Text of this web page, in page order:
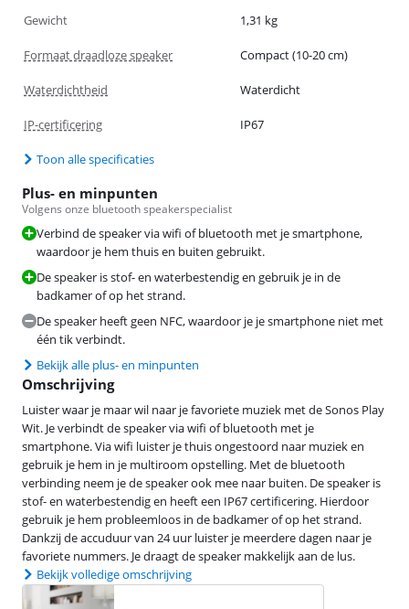
Gewicht 1,31 kg
Formaat draadloze speaker Compact (10-20 cm)
Waterdichtheid Waterdicht
IP-certificering IP67
Toon alle specificaties
Plus- en minpunten
Volgens onze bluetooth speakerspecialist
Verbind de speaker via wifi of bluetooth met je smartphone,
waardoor je hem thuis en buiten gebruikt.
De speaker is stof- en waterbestendig en gebruik je in de
badkamer of op het strand.
De speaker heeft geen NFC, waardoor je je smartphone niet met
één tik verbindt.
Bekijk alle plus- en minpunten
Omschrijving
Luister waar je maar wil naar je favoriete muziek met de Sonos Play
Wit. Je verbindt de speaker via wifi of bluetooth met je
smartphone. Via wifi luister je thuis ongestoord naar muziek en
gebruik je hem in je multiroom opstelling. Met de bluetooth
verbinding neem je de speaker ook mee naar buiten. De speaker is
stof- en waterbestendig en heeft een IP67 certificering. Hierdoor
gebruik je hem probleemloos in de badkamer of op het strand.
Dankzij de accuduur van 24 uur luister je meerdere dagen naar je
favoriete nummers. Je draagt de speaker makkelijk aan de lus.
Bekijk volledige omschrijving